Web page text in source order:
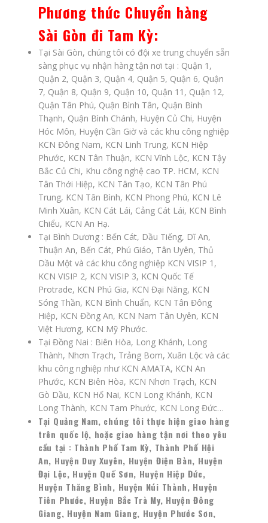
Phương thức Chuyển hàng
Sài Gòn đi Tam Kỳ:
Tại Sài Gòn, chúng tôi có đội xe trung chuyển sẵn
sàng phục vụ nhận hàng tận nơi tại : Quận 1,
Quận 2, Quận 3, Quận 4, Quận 5, Quận 6, Quận
7, Quận 8, Quận 9, Quận 10, Quận 11, Quận 12,
Quận Tân Phú, Quận Bình Tân, Quận Bình
Thạnh, Quận Bình Chánh, Huyện Củ Chi, Huyện
Hóc Môn, Huyện Cần Giờ và các khu công nghiệp
KCN Đông Nam, KCN Linh Trung, KCN Hiệp
Phước, KCN Tân Thuận, KCN Vĩnh Lộc, KCN Tậy
Bắc Củ Chi, Khu công nghệ cao TP. HCM, KCN
Tân Thới Hiệp, KCN Tân Tạo, KCN Tân Phú
Trung, KCN Tân Bình, KCN Phong Phú, KCN Lê
Minh Xuân, KCN Cát Lái, Cảng Cát Lái, KCN Bình
Chiểu, KCN An Hạ.
Tại Bình Dương : Bến Cát, Dầu Tiếng, Dĩ An,
Thuận An, Bến Cát, Phú Giáo, Tân Uyên, Thủ
Dầu Một và các khu công nghiệp KCN VISIP 1,
KCN VISIP 2, KCN VISIP 3, KCN Quốc Tế
Protrade, KCN Phú Gia, KCN Đại Năng, KCN
Sóng Thần, KCN Bình Chuẩn, KCN Tân Đông
Hiệp, KCN Đồng An, KCN Nam Tân Uyên, KCN
Việt Hương, KCN Mỹ Phước.
Tại Đồng Nai : Biên Hòa, Long Khánh, Long
Thành, Nhơn Trạch, Trảng Bom, Xuân Lộc và các
khu công nghiệp như KCN AMATA, KCN An
Phước, KCN Biên Hòa, KCN Nhơn Trạch, KCN
Gò Dầu, KCN Hố Nai, KCN Long Khánh, KCN
Long Thành, KCN Tam Phước, KCN Long Đức…
Tại Quảng Nam, chúng tôi thực hiện giao hàng
trên quốc lộ, hoặc giao hàng tận nơi theo yêu
cầu tại : Thành Phố Tam Kỳ, Thành Phố Hội
An, Huyện Duy Xuyên, Huyện Điện Bàn, Huyện
Đại Lộc, Huyện Quế Sơn, Huyện Hiệp Đức,
Huyện Thăng Bình, Huyện Núi Thành, Huyện
Tiên Phước, Huyện Bắc Trà My, Huyện Đông
Giang, Huyện Nam Giang, Huyện Phước Sơn,